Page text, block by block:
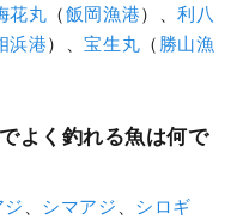
花丸 （飯岡漁港）、利八
浜港）、宝生丸 （ 勝山漁
よく釣れる魚は何で
ジ シマアジ
シロギ